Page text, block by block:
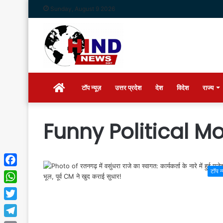
Sunday, August 9 2026
Homeटॉप न्यूज़ उत्तर प्रदेश देश विदेश राज्य
Funny Political
टॉप
Facebook
WhatsApp
Twitter